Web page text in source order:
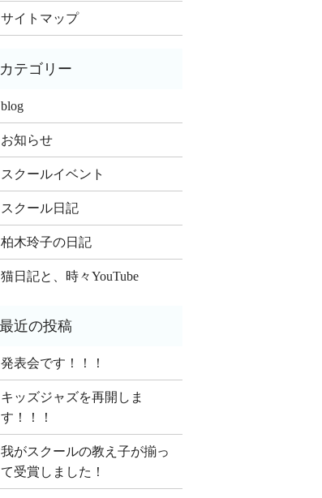
サイトマップ
blog
お知らせ
スクールイベント
スクール日記
柏木玲子の日記
猫日記と、時々YouTube
発表会です！！！
キッズジャズを再開しま
す！！！
我がスクールの教え子が揃っ
て受賞しました！